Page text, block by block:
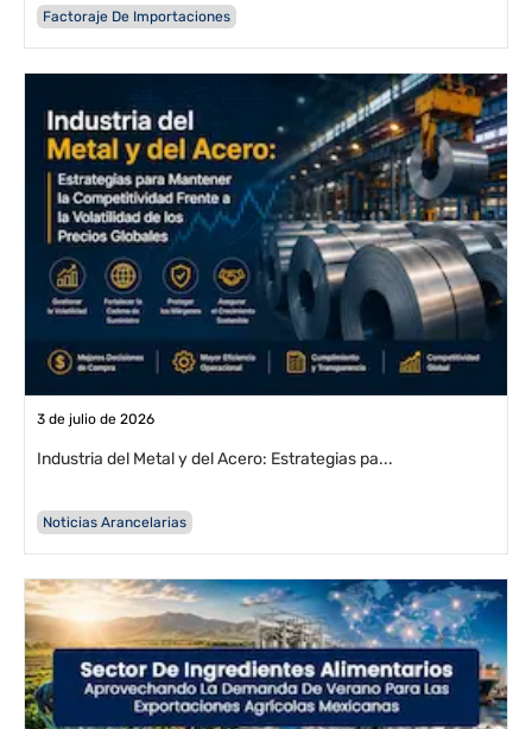
Factoraje De Importaciones
3 de julio de 2026
Industria del Metal y del Acero: Estrategias pa...
Noticias Arancelarias